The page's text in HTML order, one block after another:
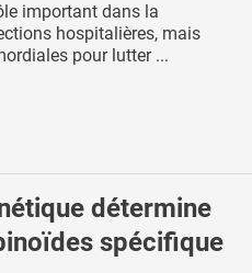
important dans la
hospitalières, mais
pour lutter ...
détermine
spécifique